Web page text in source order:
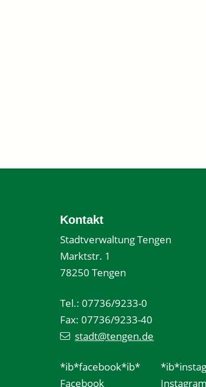
Kontakt
Stadtverwaltung Tengen
Marktstr. 1
78250 Tengen
Tel.: 07736/9233-0
Fax: 07736/9233-40
stadt@tengen.de
*ib*facebook*ib*
Facebook
Instagram